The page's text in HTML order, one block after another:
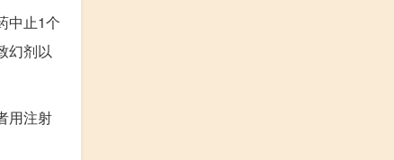
中止1个
幻剂以
用注射